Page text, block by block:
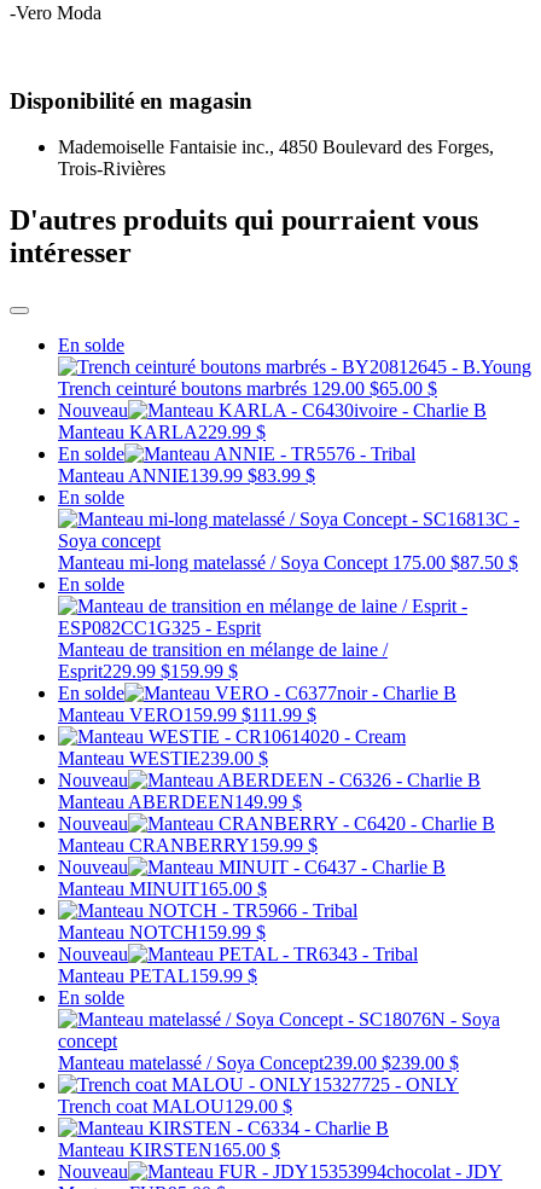
-Vero Moda
Disponibilité en magasin
Mademoiselle Fantaisie inc., 4850 Boulevard des Forges,
Trois-Rivières
D'autres produits qui pourraient vous
intéresser
En solde
Trench ceinturé boutons marbrés 129.00 $65.00 $
Nouveau
Manteau KARLA229.99 $
En solde
Manteau ANNIE139.99 $83.99 $
En solde
Manteau mi-long matelassé / Soya Concept 175.00 $87.50 $
En solde
Manteau de transition en mélange de laine /
Esprit229.99 $159.99 $
En solde
Manteau VERO159.99 $111.99 $
Manteau WESTIE239.00 $
Nouveau
Manteau ABERDEEN149.99 $
Nouveau
Manteau CRANBERRY159.99 $
Nouveau
Manteau MINUIT165.00 $
Manteau NOTCH159.99 $
Nouveau
Manteau PETAL159.99 $
En solde
Manteau matelassé / Soya Concept239.00 $239.00 $
Trench coat MALOU129.00 $
Manteau KIRSTEN165.00 $
Nouveau